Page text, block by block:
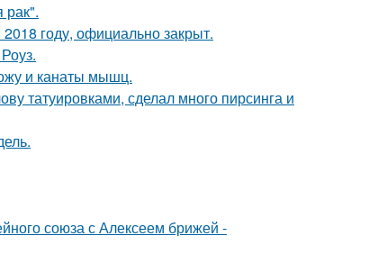
рак".
году, официально закрыт.
и канаты мышц.
татуировками, сделал много пирсинга и
союза с Алексеем брижей -